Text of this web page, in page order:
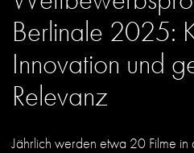
Berlinale 2025:
Innovation und
Relevanz
Jährlich werden etwa 20 Filme